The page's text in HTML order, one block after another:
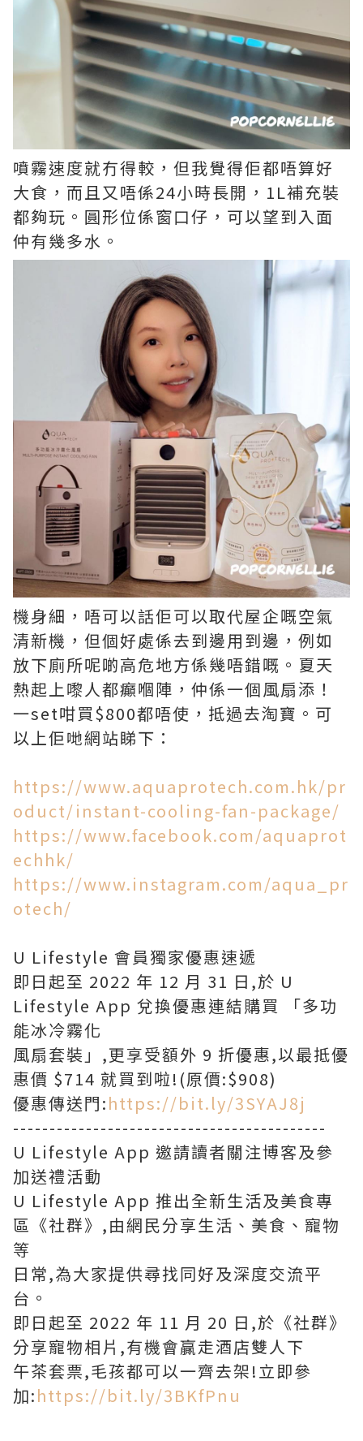
噴霧速度就冇得較，但我覺得佢都唔算好
大食，而且又唔係24小時長開，1L補充裝
都夠玩。圓形位係窗口仔，可以望到入面
仲有幾多水。
機身細，唔可以話佢可以取代屋企嘅空氣
清新機，但個好處係去到邊用到邊，例如
放下廁所呢啲高危地方係幾唔錯嘅。夏天
熱起上嚟人都癲嗰陣，仲係一個風扇添！
一set咁買$800都唔使，抵過去淘寶。可
以上佢哋網站睇下：
https://www.aquaprotech.com.hk/pr
oduct/instant-cooling-fan-package/
https://www.facebook.com/aquaprot
echhk/
https://www.instagram.com/aqua_pr
otech/
U Lifestyle 會員獨家優惠速遞
即日起至 2022 年 12 月 31 日,於 U
Lifestyle App 兌換優惠連結購買 「多功
能冰冷霧化
風扇套裝」,更享受額外 9 折優惠,以最抵優
惠價 $714 就買到啦!(原價:$908)
優惠傳送門:https://bit.ly/3SYAJ8j
-------------------------------------------
U Lifestyle App 邀請讀者關注博客及參
加送禮活動
U Lifestyle App 推出全新生活及美食專
區《社群》,由網民分享生活、美食、寵物
等
日常,為大家提供尋找同好及深度交流平
台。
即日起至 2022 年 11 月 20 日,於《社群》
分享寵物相片,有機會贏走酒店雙人下
午茶套票,毛孩都可以一齊去架!立即參
加:https://bit.ly/3BKfPnu